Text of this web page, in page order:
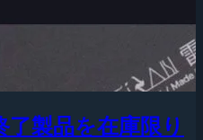
了製品を在庫限り